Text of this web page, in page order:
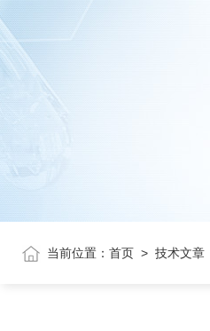
当前位置： 首页 > 技术文章